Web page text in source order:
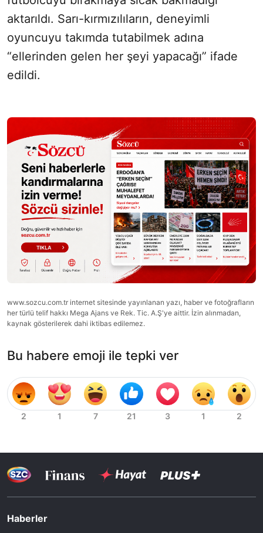
aktarıldı. Sarı-kırmızılıların, deneyimli
oyuncuyu takımda tutabilmek adına
“ellerinden gelen her şeyi yapacağı” ifade
edildi.
www.sozcu.com.tr internet sitesinde yayınlanan yazı, haber ve fotoğrafların
her türlü telif hakkı Mega Ajans ve Rek. Tic. A.Ş'ye aittir. İzin alınmadan,
kaynak gösterilerek dahi iktibas edilemez.
Bu habere emoji ile tepki ver
Haberler